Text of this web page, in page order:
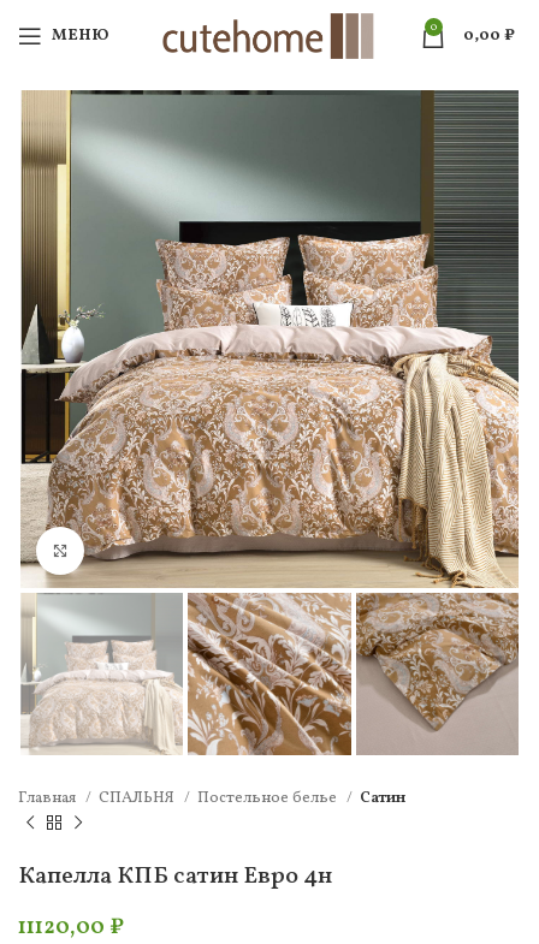
МЕНЮ 0 0,00 ₽
Нажмите, чтобы увеличить
Главная СПАЛЬНЯ Постельное белье Сатин
Капелла КПБ сатин Евро 4н
11120,00 ₽